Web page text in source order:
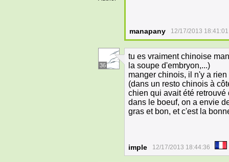
manapany 12/17/2013 18:41:01
36
tu es vraiment chinoise
la soupe d'embryon,...)
manger chinois, il n'y a
(dans un resto chinois à
chien qui avait été
dans le boeuf, on a envie
gras et bon, et c'est la
imple 12/17/2013 18:44:36